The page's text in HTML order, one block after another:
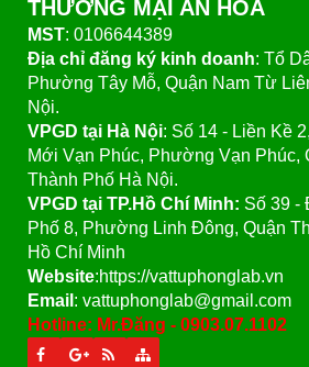
THƯƠNG MẠI AN HÒA
MST: 0106644389
Địa chỉ đăng ký kinh doanh: Tổ
Phường Tây Mỗ, Quận Nam Từ
Nội.
VPGD tại Hà Nội: Số 14 - Liền Kề
Mới Vạn Phúc, Phường Vạn Phúc,
Thành Phố Hà Nội.
VPGD tại TP.Hồ Chí Minh: Số 39 -
Phố 8, Phường Linh Đông, Quận
Hồ Chí Minh
Website:https://vattuphonglab.vn
Email : vattuphonglab@gmail.com
Hotline: Mr.Đăng - 0903.07.1102